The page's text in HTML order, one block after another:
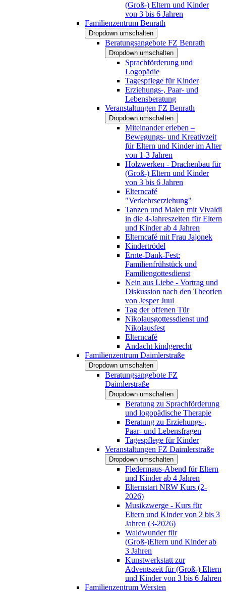
(Groß-) Eltern und Kinder
von 3 bis 6 Jahren
Familienzentrum Benrath
Dropdown umschalten
Beratungsangebote FZ Benrath
Dropdown umschalten
Sprachförderung und
Logopädie
Tagespflege für Kinder
Erziehungs-, Paar- und
Lebensberatung
Veranstaltungen FZ Benrath
Dropdown umschalten
Miteinander erleben –
Bewegungs- und Kreativzeit
für Eltern und Kinder im Alter
von 1-3 Jahren
Holzwerken - Drachenbau für
(Groß-) Eltern und Kinder
von 3 bis 6 Jahren
Elterncafé
"Verkehrserziehung"
Tanzen und Malen mit Vivaldi
in die 4-Jahreszeiten für Eltern
und Kinder ab 4 Jahren
Elterncafé mit Frau Jajonek
Kindertrödel
Ernte-Dank-Fest:
Familienfrühstück und
Familiengottesdienst
Nein aus Liebe - Vortrag und
Diskussion nach den Theorien
von Jesper Juul
Tag der offenen Tür
Nikolausgottessdienst und
Nikolausfest
Elterncafé
Andacht kindgerecht
Familienzentrum Daimlerstraße
Dropdown umschalten
Beratungsangebote FZ
Daimlerstraße
Dropdown umschalten
Beratung zu Sprachförderung
und logopädische Therapie
Beratung zu Erziehungs-,
Paar- und Lebensfragen
Tagespflege für Kinder
Veranstaltungen FZ Daimlerstraße
Dropdown umschalten
Fledermaus-Abend für Eltern
und Kinder ab 4 Jahren
Elternstart NRW Kurs (2-
2026)
Musikzwerge - Kurs für
Eltern und Kinder von 2 bis 3
Jahren (3-2026)
Waldwunder für
(Groß-)Eltern und Kinder ab
3 Jahren
Kunstwerkstatt zur
Adventszeit für (Groß-) Eltern
und Kinder von 3 bis 6 Jahren
Familienzentrum Wersten